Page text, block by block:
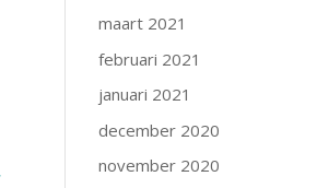
maart 2021
februari 2021
januari 2021
december 2020
november 2020